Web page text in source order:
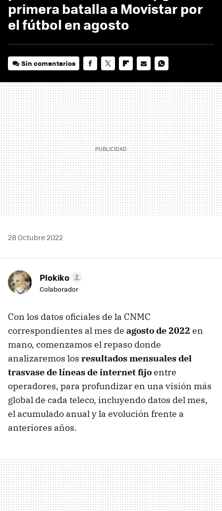
primera batalla a Movistar por
el fútbol en agosto
Sin comentarios
MAIL
28 Octubre 2022
Plokiko
Colaborador
Con los datos oficiales de la CNMC
correspondientes al mes de agosto de 2022 en
mano, comenzamos el repaso donde
analizaremos los resultados mensuales del
trasvase de líneas de internet fijoentre
operadores, para profundizar en una visión más
global de cada teleco, incluyendo datos del mes,
el acumulado anual y la evolución frente a
anteriores años.